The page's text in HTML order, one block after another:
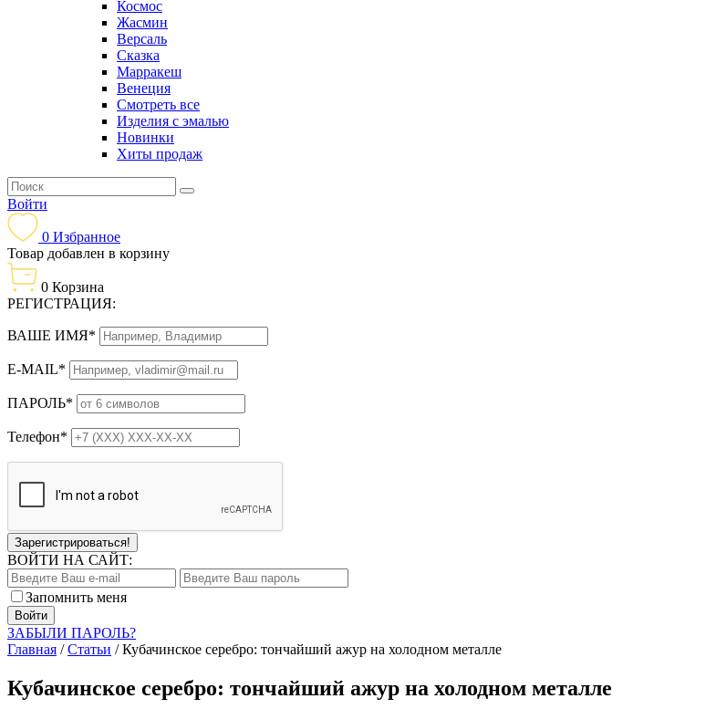
Космос
Жасмин
Версаль
Сказка
Марракеш
Венеция
Смотреть все
Изделия с эмалью
Новинки
Хиты продаж
Войти
0 Избранное
Товар добавлен в корзину
0 Корзина
РЕГИСТРАЦИЯ:
ВАШЕ ИМЯ*
E-MAIL*
ПАРОЛЬ*
Телефон*
Зарегистрироваться!
ВОЙТИ НА САЙТ:
Запомнить меня
ЗАБЫЛИ ПАРОЛЬ?
Главная /Статьи /Кубачинское серебро: тончайший ажур на холодном металле
Кубачинское серебро: тончайший ажур на холодном металле